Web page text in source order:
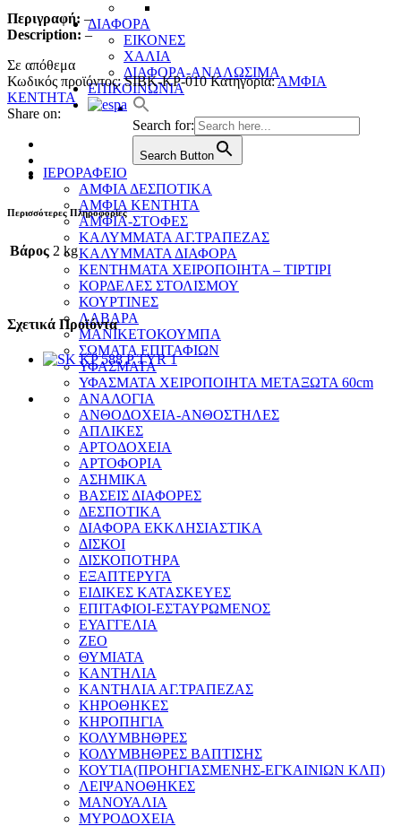
ΔΙΑΦΟΡΑ
ΕΙΚΟΝΕΣ
ΧΑΛΙΑ
ΔΙΑΦΟΡΑ-ΑΝΑΛΩΣΙΜΑ
ΕΠΙΚΟΙΝΩΝΙΑ
Search for:
Search Button
ΙΕΡΟΡΑΦΕΙΟ
ΑΜΦΙΑ ΔΕΣΠΟΤΙΚΑ
ΑΜΦΙΑ ΚΕΝΤΗΤΑ
ΑΜΦΙΑ-ΣΤΟΦΕΣ
ΚΑΛΥΜΜΑΤΑ ΑΓ.ΤΡΑΠΕΖΑΣ
ΚΑΛΥΜΜΑΤΑ ΔΙΑΦΟΡΑ
ΚΕΝΤΗΜΑΤΑ ΧΕΙΡΟΠΟΙΗΤΑ – ΤΙΡΤΙΡΙ
ΚΟΡΔΕΛΕΣ ΣΤΟΛΙΣΜΟΥ
ΚΟΥΡΤΙΝΕΣ
ΛΑΒΑΡΑ
ΜΑΝΙΚΕΤΟΚΟΥΜΠΑ
ΣΩΜΑΤΑ ΕΠΙΤΑΦΙΩΝ
ΥΦΑΣΜΑΤΑ
ΥΦΑΣΜΑΤΑ ΧΕΙΡΟΠΟΙΗΤΑ ΜΕΤΑΞΩΤΑ 60cm
ΑΝΑΛΟΓΙΑ
ΑΝΘΟΔΟΧΕΙΑ-ΑΝΘΟΣΤΗΛΕΣ
ΑΠΛΙΚΕΣ
ΑΡΤΟΔΟΧΕΙΑ
ΑΡΤΟΦΟΡΙΑ
ΑΣΗΜΙΚΑ
ΒΑΣΕΙΣ ΔΙΑΦΟΡΕΣ
ΔΕΣΠΟΤΙΚΑ
ΔΙΑΦΟΡΑ ΕΚΚΛΗΣΙΑΣΤΙΚΑ
ΔΙΣΚΟΙ
ΔΙΣΚΟΠΟΤΗΡΑ
ΕΞΑΠΤΕΡΥΓΑ
ΕΙΔΙΚΕΣ ΚΑΤΑΣΚΕΥΕΣ
ΕΠΙΤΑΦΙΟΙ-ΕΣΤΑΥΡΩΜΕΝΟΣ
ΕΥΑΓΓΕΛΙΑ
ΖΕΟ
ΘΥΜΙΑΤΑ
ΚΑΝΤΗΛΙΑ
ΚΑΝΤΗΛΙΑ ΑΓ.ΤΡΑΠΕΖΑΣ
ΚΗΡΟΘΗΚΕΣ
ΚΗΡΟΠΗΓΙΑ
ΚΟΛΥΜΒΗΘΡΕΣ
ΚΟΛΥΜΒΗΘΡΕΣ ΒΑΠΤΙΣΗΣ
ΚΟΥΤΙΑ(ΠΡΟΗΓΙΑΣΜΕΝΗΣ-ΕΓΚΑΙΝΙΩΝ ΚΛΠ)
ΛΕΙΨΑΝΟΘΗΚΕΣ
ΜΑΝΟΥΑΛΙΑ
ΜΥΡΟΔΟΧΕΙΑ
Περιγραφή: –
Description: –
Σε απόθεμα
Κωδικός προϊόντος:SIBK-KP-010 Κατηγορία:ΑΜΦΙΑ
ΚΕΝΤΗΤΑ
Share on:
Περισσότερες Πληροφορίες
Βάρος 2 kg
Σχετικά Προϊόντα